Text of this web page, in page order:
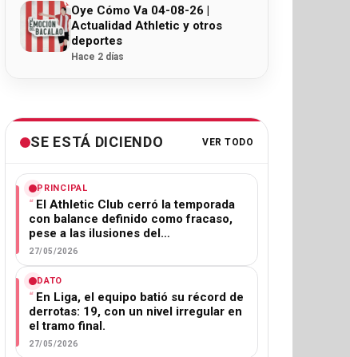
Oye Cómo Va 04-08-26 |
Actualidad Athletic y otros
deportes
Hace 2 días
SE ESTÁ DICIENDO VER TODO
PRINCIPAL
El Athletic Club cerró la temporada
con balance definido como fracaso,
pese a las ilusiones del…
27/05/2026
DATO
En Liga, el equipo batió su récord de
derrotas: 19, con un nivel irregular en
el tramo final.
27/05/2026